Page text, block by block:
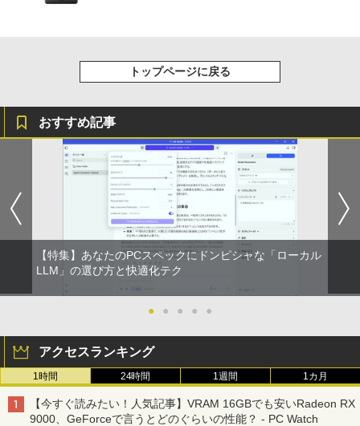
トップページに戻る
おすすめ記事
【特集】あなたのPCスペックにドンピシャな「ローカル
LLM」の選び方と快適化テク
● ● ● ● ●
アクセスランキング
1時間 24時間 1週間 1カ月
【今すぐ読みたい！人気記事】VRAM 16GBでも安いRadeon RX
9000、GeForceで言うとどのぐらいの性能？ - PC Watch